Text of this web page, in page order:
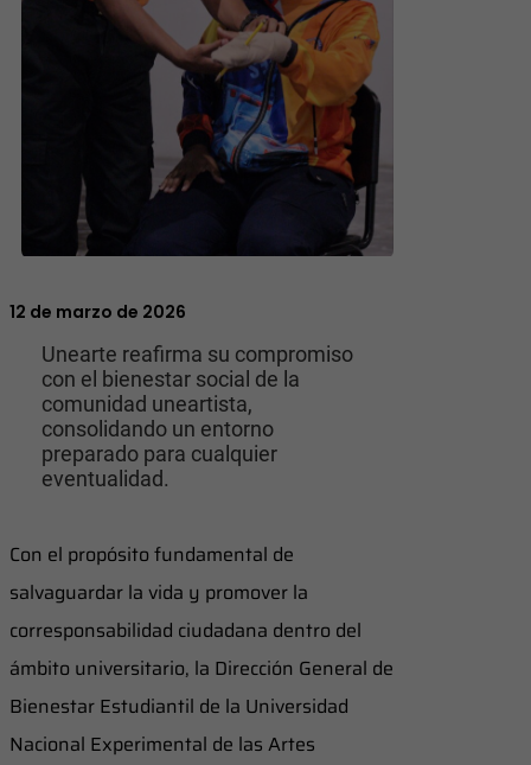
12 de marzo de 2026
Unearte reafirma su compromiso
con el bienestar social de la
comunidad uneartista,
consolidando un entorno
preparado para cualquier
eventualidad.
Con el propósito fundamental de
salvaguardar la vida y promover la
corresponsabilidad ciudadana dentro del
ámbito universitario, la Dirección General de
Bienestar Estudiantil de la Universidad
Nacional Experimental de las Artes